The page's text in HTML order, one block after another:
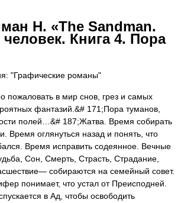
Н. «The Sandman.
Книга 4. Пора
"Графические романы"
пожаловать в мир снов, грез и самых
фантазий.&# 171;Пора туманов,
полей…&# 187;Жатва. Время собирать
Время оглянуться назад и понять, что
Время исправить содеянное. Вечные
Сон, Смерть, Страсть, Страдание,
собираются на семейный совет.
понимает, что устал от Преисподней.
в Ад, чтобы освободить